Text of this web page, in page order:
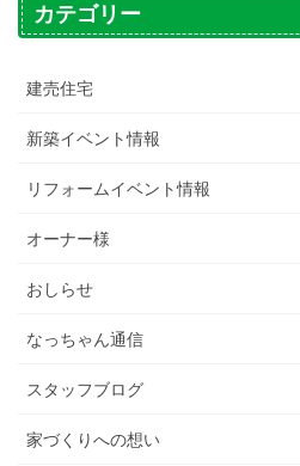
カテゴリー
建売住宅
新築イベント情報
リフォームイベント情報
オーナー様
おしらせ
なっちゃん通信
スタッフブログ
家づくりへの想い